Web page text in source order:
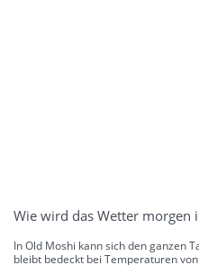
Wie wird das Wetter morgen
In Old Moshi kann sich den ganzen
bleibt bedeckt bei Temperaturen